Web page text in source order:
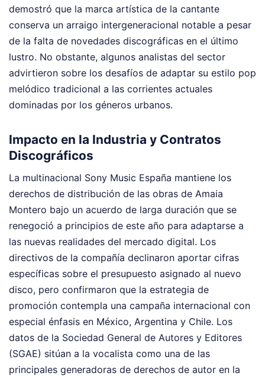
demostró que la marca artística de la cantante
conserva un arraigo intergeneracional notable a pesar
de la falta de novedades discográficas en el último
lustro. No obstante, algunos analistas del sector
advirtieron sobre los desafíos de adaptar su estilo pop
melódico tradicional a las corrientes actuales
dominadas por los géneros urbanos.
Impacto en la Industria y Contratos
Discográficos
La multinacional Sony Music España mantiene los
derechos de distribución de las obras de Amaia
Montero bajo un acuerdo de larga duración que se
renegoció a principios de este año para adaptarse a
las nuevas realidades del mercado digital. Los
directivos de la compañía declinaron aportar cifras
específicas sobre el presupuesto asignado al nuevo
disco, pero confirmaron que la estrategia de
promoción contempla una campaña internacional con
especial énfasis en México, Argentina y Chile. Los
datos de la Sociedad General de Autores y Editores
(SGAE) sitúan a la vocalista como una de las
principales generadoras de derechos de autor en la